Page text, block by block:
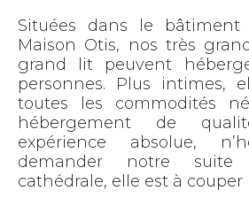
Situées dans le
Maison Otis, nos très
grand lit peuvent
personnes. Plus intimes,
toutes les commodités
hébergement de
expérience absolue,
demander notre suite
cathédrale, elle est à couper